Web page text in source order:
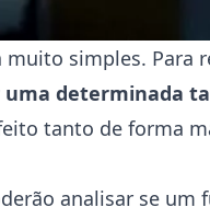
simples. Para
determinada
tanto de forma
analisar se